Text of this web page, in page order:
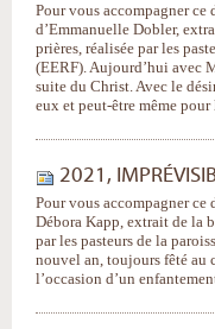
Pour vous accompagner
d’Emmanuelle Dobler,
prières, réalisée par les
(EERF). Aujourd’hui avec
suite du Christ. Avec le
eux et peut-être même pour
2021,
Pour vous accompagner
Débora Kapp, extrait de la
par les pasteurs de la
nouvel an, toujours fêté au
l’occasion d’un